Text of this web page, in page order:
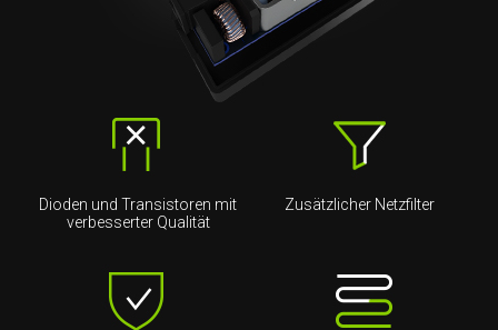
Dioden und Transistoren mit
verbesserter Qualität
Zusätzlicher Netzfilter